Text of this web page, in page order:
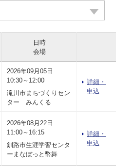
日時
会場
2026年09月05日
10:30～12:00
滝川市まちづくりセン
ター みんくる
詳細・
申込
2026年08月22日
11:00～16:15
釧路市生涯学習センタ
ーまなぼっと幣舞
詳細・
申込